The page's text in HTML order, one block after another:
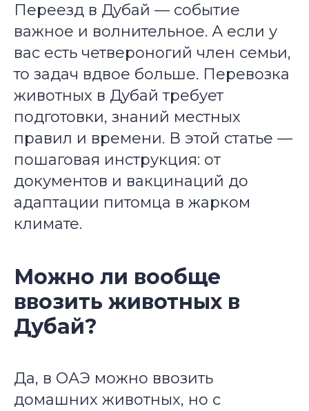
Переезд в Дубай — событие
важное и волнительное. А если у
вас есть четвероногий член семьи,
то задач вдвое больше. Перевозка
животных в Дубай требует
подготовки, знаний местных
правил и времени. В этой статье —
пошаговая инструкция: от
документов и вакцинаций до
адаптации питомца в жарком
климате.
Можно ли вообще
ввозить животных в
Дубай?
Да, в ОАЭ можно ввозить
домашних животных, но с